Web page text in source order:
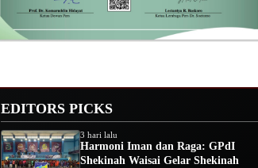
EDITORS PICKS
3 hari lalu
Harmoni Iman dan Raga: GPdI
Shekinah Waisai Gelar Shekinah